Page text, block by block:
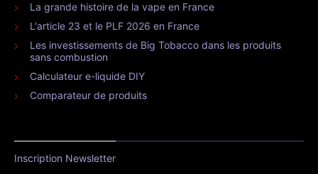
La grande histoire de la vape en France
L'article 23 et le PLF 2026 en France
Les investissements de Big Tobacco dans les produits
sans combustion
Calculateur e-liquide DIY
Comparateur de produits
Inscription Newsletter